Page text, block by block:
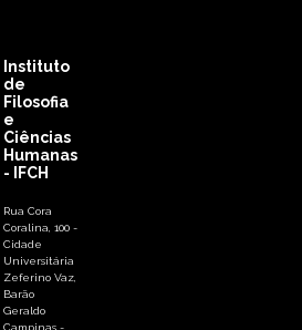
Instituto
de
Filosofia
e
Ciências
Humanas
- IFCH
Rua Cora
Coralina, 100 -
Cidade
Universitária
Zeferino Vaz,
Barão
Geraldo